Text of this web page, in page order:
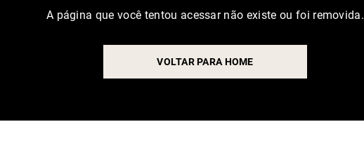
A página que você tentou acessar não existe ou foi removida.
VOLTAR PARA HOME